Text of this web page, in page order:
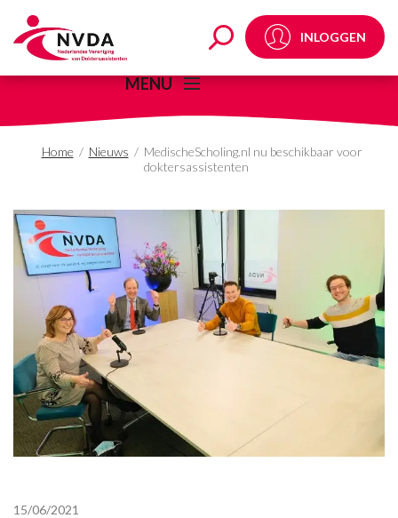
MedischeScholing.nl
INLOGGEN
MENU
Home / Nieuws / MedischeScholing.nl nu beschikbaar voor
doktersassistenten
15/06/2021